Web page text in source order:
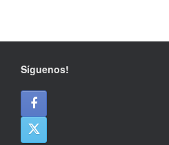
Síguenos!